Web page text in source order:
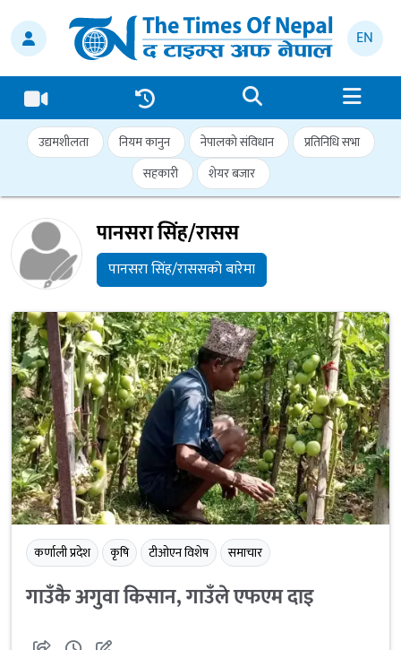
EN
उद्यमशीलता नियम कानुन नेपालको संविधान
प्रतिनिधि सभा
सहकारी
शेयर बजार
पानसरा सिंह/रासस
पानसरा सिंह/राससको बारेमा
कर्णाली प्रदेश कृषि टीओएन विशेष समाचार
गाउँकै अगुवा किसान, गाउँले एफएम दाइ